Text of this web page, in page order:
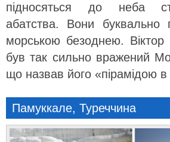
підносяться до неба
абатства. Вони буквально
морською безоднею. Віктор
був так сильно вражений
що назвав його «пірамідою в
Памуккале, Туреччина